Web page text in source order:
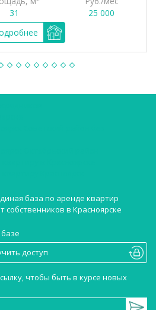
31
25 000
база по аренде квартир
собственников в Красноярске
доступ
чтобы быть в курсе новых